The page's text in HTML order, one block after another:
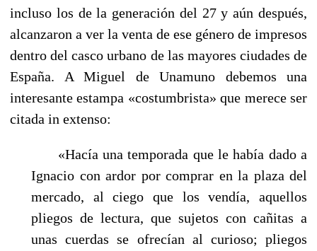
incluso los de la generación del 27 y aún después,
alcanzaron a ver la venta de ese género de impresos
dentro del casco urbano de las mayores ciudades de
España. A Miguel de Unamuno debemos una
interesante estampa «costumbrista» que merece ser
citada in extenso:
«Hacía una temporada que le había dado a
Ignacio con ardor por comprar en la plaza del
mercado, al ciego que los vendía, aquellos
pliegos de lectura, que sujetos con cañitas a
unas cuerdas se ofrecían al curioso; pliegos